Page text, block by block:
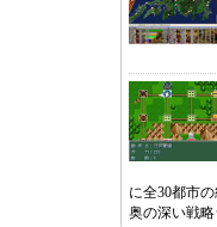
に全30都市
奥の深い戦